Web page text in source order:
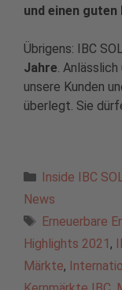
und einen guten
Übrigens: IBC
Jahre.
unsere Kunden
überlegt. Sie
Kategorien
Inside IBC
News
Schlagwörter
Erneuerbare
Highlights 2021,
Märkte,